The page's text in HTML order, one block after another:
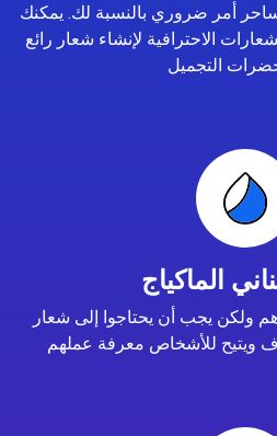
أمر ضروري بالنسبة لك. يمكنك
الاحترافية لإنشاء شعار رائع
الماكياج
ولكن يجب أن يحتاجوا إلى شعار